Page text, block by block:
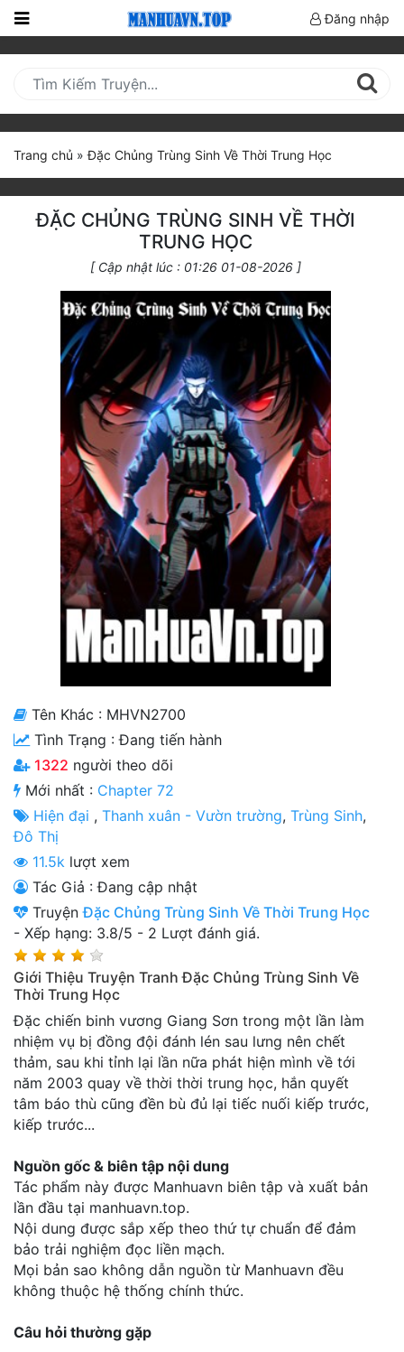
Nhật
(current)
BXH
Truyện HOT
Truyện Mới Ra
Hoàn Thành
Huyền Huyễn
Lịch Sử
Mạt Thế
Ngôn Tình
Thanh xuân - Vườn trường
Truyện AI
Trùng Sinh
Trọng sinh
Xuyên Không
Đô Thị
Tin
Tải
App
Đăng nhập
Trang chủ »Đặc Chủng Trùng Sinh Về Thời Trung Học
ĐẶC CHỦNG TRÙNG SINH VỀ THỜI
TRUNG HỌC
[ Cập nhật lúc : 01:26 01-08-2026 ]
Tên Khác : MHVN2700
Tình Trạng :Đang tiến hành
1322 người theo dõi
Mới nhất : Chapter 72
Hiện đại , Thanh xuân - Vườn trường, Trùng Sinh,
Đô Thị
11.5k lượt xem
Tác Giả : Đang cập nhật
TruyệnĐặc Chủng Trùng Sinh Về Thời Trung Học
- Xếp hạng: 3.8/5 - 2 Lượt đánh giá.
Giới Thiệu Truyện Tranh Đặc Chủng Trùng Sinh Về
Thời Trung Học
Đặc chiến binh vương Giang Sơn trong một lần làm
nhiệm vụ bị đồng đội đánh lén sau lưng nên chết
thảm, sau khi tỉnh lại lần nữa phát hiện mình về tới
năm 2003 quay về thời thời trung học, hắn quyết
tâm báo thù cũng đền bù đủ lại tiếc nuối kiếp trước,
kiếp trước...
Nguồn gốc & biên tập nội dung
Tác phẩm này được Manhuavn biên tập và xuất bản
lần đầu tại manhuavn.top.
Nội dung được sắp xếp theo thứ tự chuẩn để đảm
bảo trải nghiệm đọc liền mạch.
Mọi bản sao không dẫn nguồn từ Manhuavn đều
không thuộc hệ thống chính thức.
Câu hỏi thường gặp